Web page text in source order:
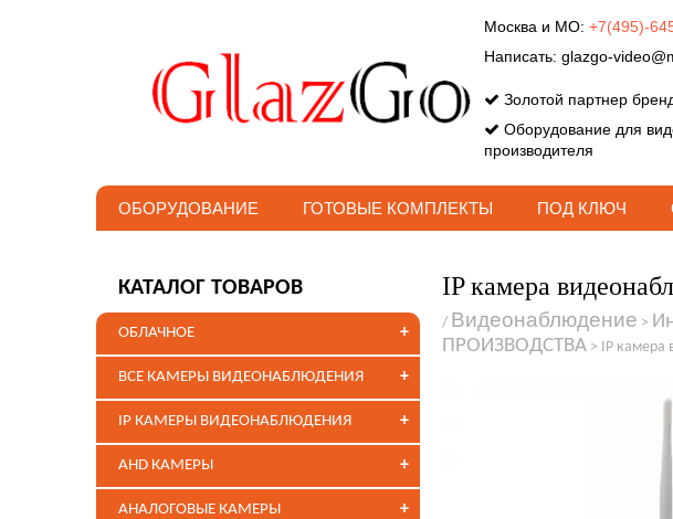
Москва и МО: +7(495)-
Написать: glazgo-
Золотой партнер
Оборудование для
производителя
ОБОРУДОВАНИЕ ГОТОВЫЕ КОМПЛЕКТЫ ПОД КЛЮЧ
IP камера
/ Видеонаблюдение >
ПРОИЗВОДСТВА> IP камера
КАТАЛОГ ТОВАРОВ
+
ОБЛАЧНОЕ
+
ВСЕ КАМЕРЫ ВИДЕОНАБЛЮДЕНИЯ
+
IP КАМЕРЫ ВИДЕОНАБЛЮДЕНИЯ
+
AHD КАМЕРЫ
+
АНАЛОГОВЫЕ КАМЕРЫ